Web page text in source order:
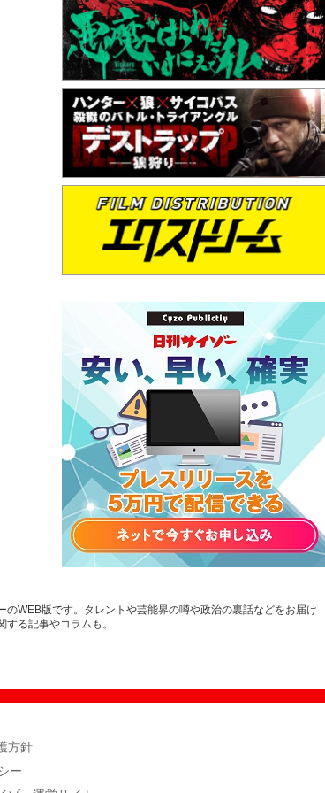
WEB版です。タレントや芸能界の噂や政治の裏話などをお届け
る記事やコラムも。
方針
ー